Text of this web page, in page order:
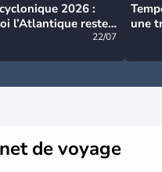
2026 :
l’Atlantique reste
22/07
une
de voyage